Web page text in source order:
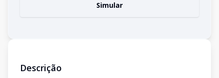
Simular
Descrição